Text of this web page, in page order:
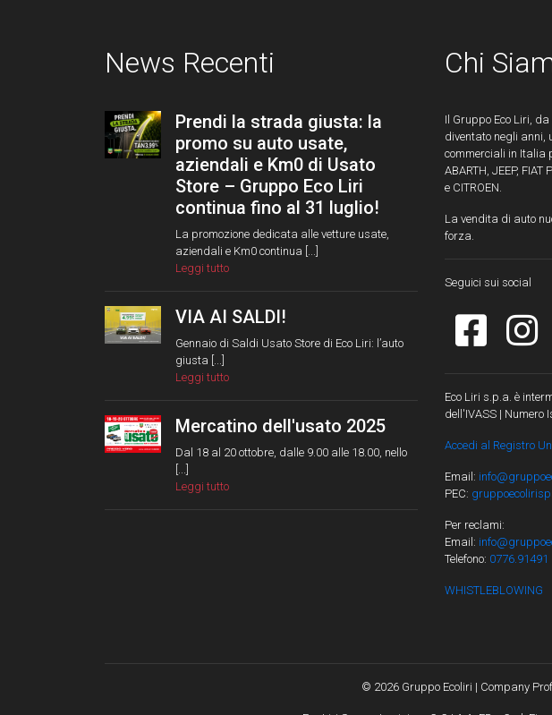
News Recenti
Prendi la strada giusta: la
promo su auto usate,
aziendali e Km0 di Usato
Store – Gruppo Eco Liri
continua fino al 31 luglio!
La promozione dedicata alle vetture usate,
aziendali e Km0 continua [...]
Leggi tutto
VIA AI SALDI!
Gennaio di Saldi Usato Store di Eco Liri: l’auto
giusta [...]
Leggi tutto
Mercatino dell'usato 2025
Dal 18 al 20 ottobre, dalle 9.00 alle 18.00, nello
[...]
Leggi tutto
Chi
Il Gruppo Eco Liri,
diventato negli anni,
commerciali in Italia
ABARTH, JEEP, FIAT
e CITROEN.
La vendita di auto
forza.
Seguici sui social
Eco Liri s.p.a. è
dell'IVASS | Numero
Accedi al Registro
Email:
PEC:
Per reclami:
Email:
Telefono: 0776.91491
WHISTLEBLOWING
© 2026 Gruppo Ecoliri | Company